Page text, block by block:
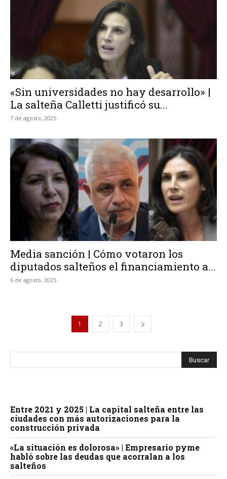
«Sin universidades no hay desarrollo» |
La salteña Calletti justificó su...
7 de agosto, 2025
Media sanción | Cómo votaron los
diputados salteños el financiamiento a...
6 de agosto, 2025
1 2 3
Entre 2021 y 2025 | La capital salteña entre las
ciudades con más autorizaciones para la
construcción privada
«La situación es dolorosa» | Empresario pyme
habló sobre las deudas que acorralan a los
salteños